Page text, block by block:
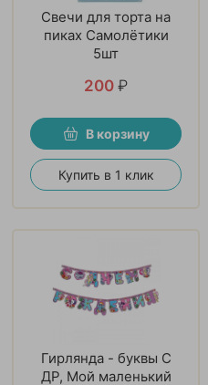
Свечи для торта на
пиках Самолётики
5шт
200 ₽
В корзину
Купить в 1 клик
Гирлянда - буквы С
ДР, Мой маленький